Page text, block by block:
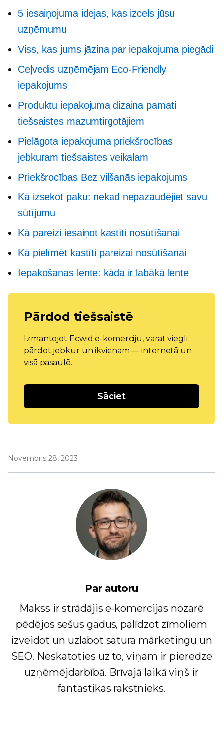
5 iesaiņojuma idejas, kas izcels jūsu
uzņēmumu
Viss, kas jums jāzina par iepakojuma piegādi
Ceļvedis uzņēmējam Eco-Friendly
iepakojums
Produktu iepakojuma dizaina pamati
tiešsaistes mazumtirgotājiem
Pielāgota iepakojuma priekšrocības
jebkuram tiešsaistes veikalam
Priekšrocības Bez vilšanāsiepakojums
Kā izsekot paku: nekad nepazaudējiet savu
sūtījumu
Kā pareizi iesaiņot kastīti nosūtīšanai
Kā pielīmēt kastīti pareizai nosūtīšanai
Iepakošanas lente: kāda ir labākā lente
Pārdod tiešsaistē
Izmantojot Ecwid e-komerciju, varat viegli
pārdot jebkur un ikvienam — internetā un
visā pasaulē.
Sāciet
Novembris 28, 2023
Par autoru
Makss ir strādājis e-komercijas nozarē
pēdējos sešus gadus, palīdzot zīmoliem
izveidot un uzlabot satura mārketingu un
SEO. Neskatoties uz to, viņam ir pieredze
uzņēmējdarbībā. Brīvajā laikā viņš ir
fantastikas rakstnieks.